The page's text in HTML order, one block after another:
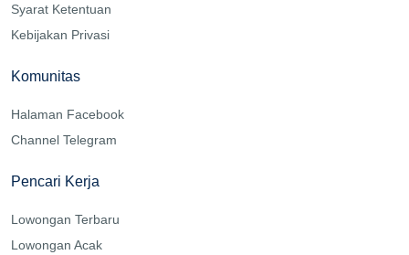
Syarat Ketentuan
Kebijakan Privasi
Komunitas
Halaman Facebook
Channel Telegram
Pencari Kerja
Lowongan Terbaru
Lowongan Acak